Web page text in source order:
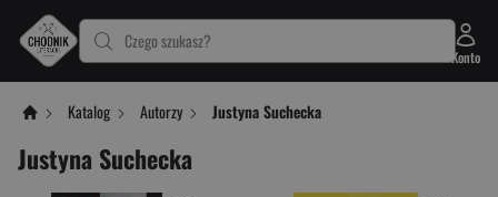
Czego szukasz?
Konto
Katalog Autorzy Justyna Suchecka
Justyna Suchecka